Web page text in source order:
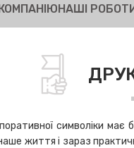
НАШІ
символіки
життя і зараз